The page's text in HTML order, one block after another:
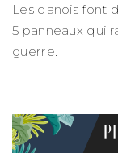
Les danois font
5 panneaux qui
guerre.